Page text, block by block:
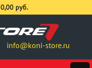
info@koni-store.ru
0,00 руб.